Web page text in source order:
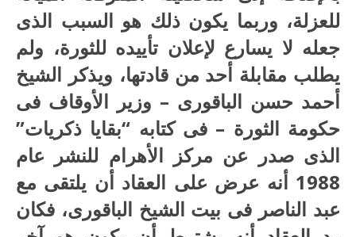
للعزلة، وربما يكون ذلك هو السبب الذى
جعله لا يسارع لإعلان تأييده للثورة، ولم
يطلب مقابلة أحد من قادتها، ويذكر الشيخ
أحمد حسن الباقورى – وزير الأوقاف فى
حكومة الثورة – فى كتابه “بقايا ذكريات”
الذى صدر عن مركز الأهرام للنشر عام
1988 أنه عرض على العقاد أن يلتقى مع
عبد الناصر فى بيت الشيخ الباقورى، فكان